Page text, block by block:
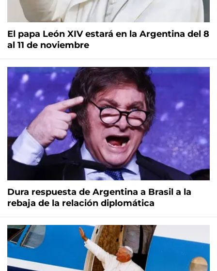
El papa León XIV estará en la Argentina del 8
al 11 de noviembre
Dura respuesta de Argentina a Brasil a la
rebaja de la relación diplomática